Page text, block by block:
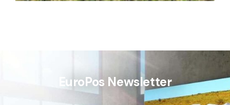
EuroPos Newsletter